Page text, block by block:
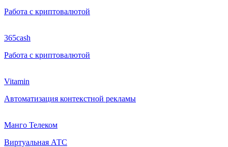
Работа с криптовалютой
365cash
Работа с криптовалютой
Vitamin
Автоматизация контекстной рекламы
Манго Телеком
Виртуальная АТС